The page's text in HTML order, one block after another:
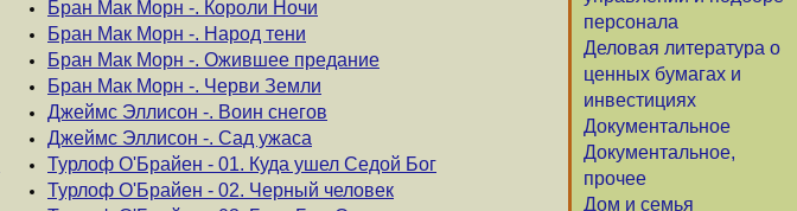
персонала
Деловая литература о
ценных бумагах и
инвестициях
Документальное
Документальное,
прочее
Дом и семья
Бран Мак Морн -. Короли Ночи
Бран Мак Морн -. Народ тени
Бран Мак Морн -. Ожившее предание
Бран Мак Морн -. Черви Земли
Джеймс Эллисон -. Воин снегов
Джеймс Эллисон -. Сад ужаса
Турлоф О'Брайен - 01. Куда ушел Седой Бог
Турлоф О'Брайен - 02. Черный человек